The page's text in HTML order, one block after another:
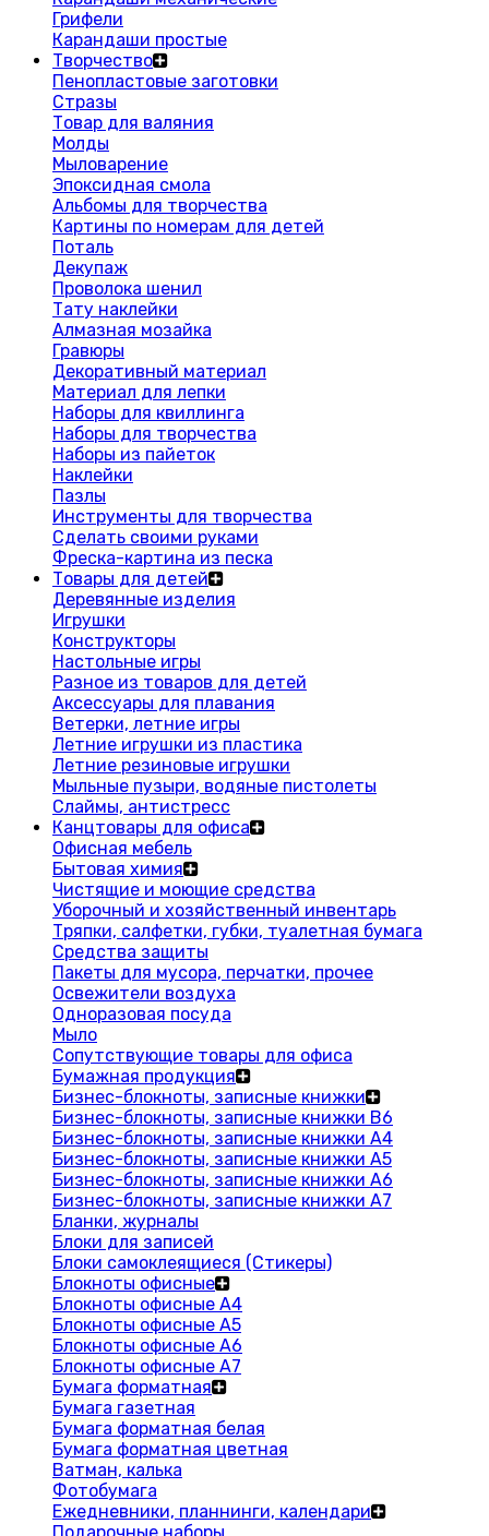
Грифели
Карандаши простые
Творчество
Пенопластовые заготовки
Стразы
Товар для валяния
Молды
Мыловарение
Эпоксидная смола
Альбомы для творчества
Картины по номерам для детей
Поталь
Декупаж
Проволока шенил
Тату наклейки
Алмазная мозайка
Гравюры
Декоративный материал
Материал для лепки
Наборы для квиллинга
Наборы для творчества
Наборы из пайеток
Наклейки
Пазлы
Инструменты для творчества
Сделать своими руками
Фреска-картина из песка
Товары для детей
Деревянные изделия
Игрушки
Конструкторы
Настольные игры
Разное из товаров для детей
Аксессуары для плавания
Ветерки, летние игры
Летние игрушки из пластика
Летние резиновые игрушки
Мыльные пузыри, водяные пистолеты
Слаймы, антистресс
Канцтовары для офиса
Офисная мебель
Бытовая химия
Чистящие и моющие средства
Уборочный и хозяйственный инвентарь
Тряпки, салфетки, губки, туалетная бумага
Средства защиты
Пакеты для мусора, перчатки, прочее
Освежители воздуха
Одноразовая посуда
Мыло
Сопутствующие товары для офиса
Бумажная продукция
Бизнес-блокноты, записные книжки
Бизнес-блокноты, записные книжки В6
Бизнес-блокноты, записные книжки A4
Бизнес-блокноты, записные книжки А5
Бизнес-блокноты, записные книжки А6
Бизнес-блокноты, записные книжки А7
Бланки, журналы
Блоки для записей
Блоки самоклеящиеся (Стикеры)
Блокноты офисные
Блокноты офисные A4
Блокноты офисные A5
Блокноты офисные A6
Блокноты офисные A7
Бумага форматная
Бумага газетная
Бумага форматная белая
Бумага форматная цветная
Ватман, калька
Фотобумага
Ежедневники, планнинги, календари